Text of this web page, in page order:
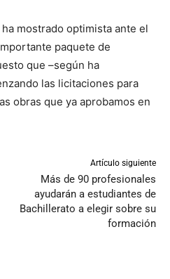
mostrado optimista ante el
paquete de
que –según ha
las licitaciones para
obras que ya aprobamos en
Artículo siguiente
Más de 90 profesionales
ayudarán a estudiantes de
Bachillerato a elegir sobre su
formación